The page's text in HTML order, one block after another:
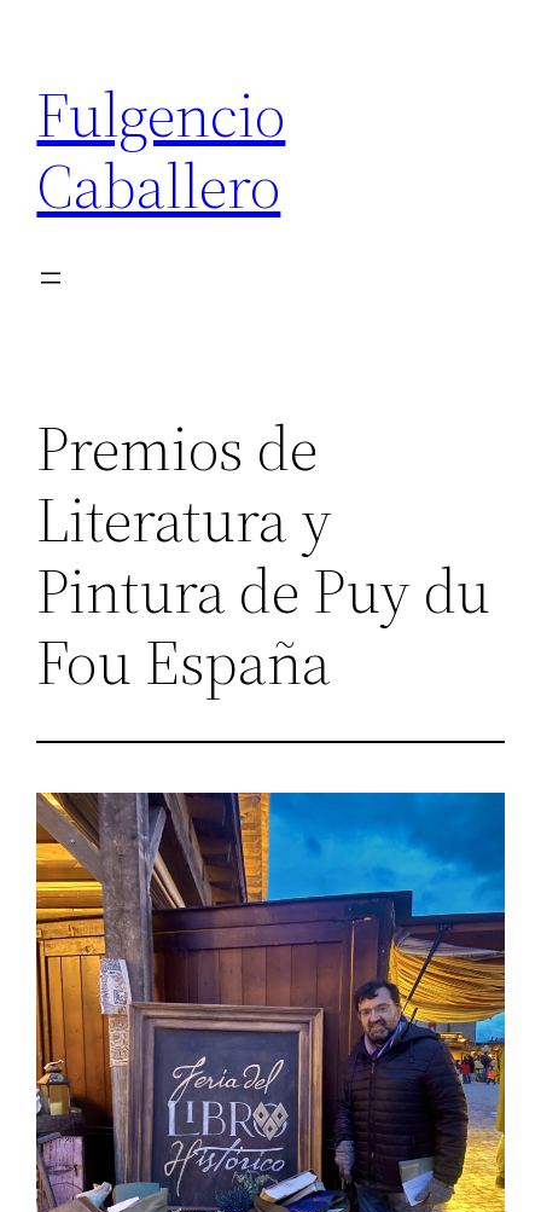
contenido
Fulgencio
Caballero
Premios de
Literatura y
Pintura de Puy du
Fou España